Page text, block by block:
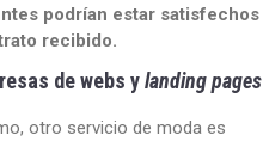
podrían estar satisfechos
recibido.
de webs ylanding pages
otro servicio de moda es